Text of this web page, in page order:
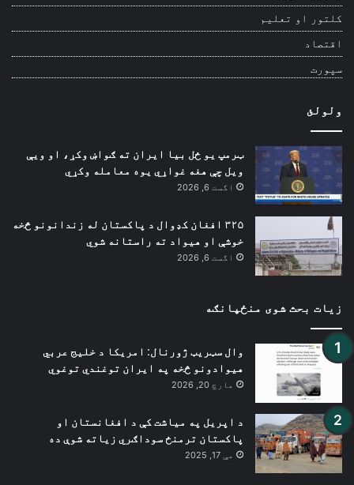
کلتور او تعلیم
اقتصاد
سپورت
ولولئ
ټرمپ یو ځل بیا ایران ته ګواښ وکړ، او ویې
ویل چې هغه غواړي یوه معامله وکړي
اگست 6, 2026
۳۲۵ افغان کډوال د پاکستان له زندانونو څخه
خوشې او هیواد ته راستانه شوي
اگست 6, 2026
زیات بحث شوی منځپانګه
وال سټریټ ژورنال: امریکا د خلیج عربي
هیوادونو څخه په ایران توغندي توغوي
مارچ 20, 2026
د اپریل په میاشت کې د افغانستان او
پاکستان ترمنځ سوداګري زیاته شوې ده
مې 17, 2025